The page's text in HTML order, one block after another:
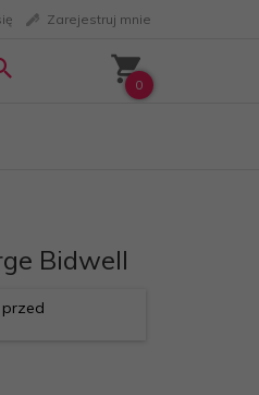
Zarejestruj mnie
0
Bidwell